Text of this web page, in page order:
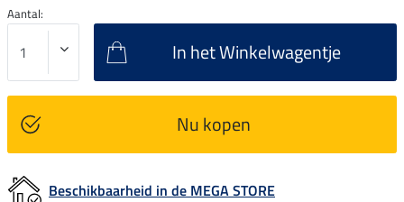
Aantal:
In het Winkelwagentje
Nu kopen
Beschikbaarheid in de MEGA STORE